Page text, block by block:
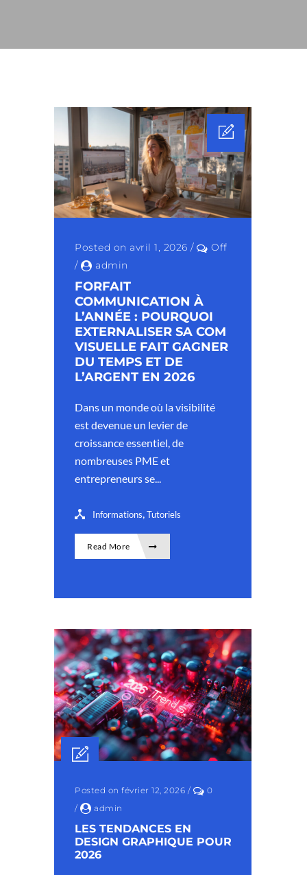
Posted on avril 1, 2026 /
Off
/
admin
FORFAIT
COMMUNICATION À
L’ANNÉE : POURQUOI
EXTERNALISER SA COM
VISUELLE FAIT GAGNER
DU TEMPS ET DE
L’ARGENT EN 2026
Dans un monde où la visibilité
est devenue un levier de
croissance essentiel, de
nombreuses PME et
entrepreneurs se...
Informations,Tutoriels
Read More
Posted on février 12, 2026 /
0
/
admin
LES TENDANCES EN
DESIGN GRAPHIQUE POUR
2026